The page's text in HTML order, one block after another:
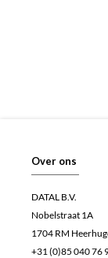
Over ons
DATAL B.V.
Nobelstraat 1A
1704 RM
+31 (0)85 040 76